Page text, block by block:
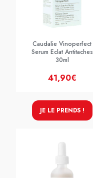
Caudalie Vinoperfect
Serum Eclat Antitaches
30ml
41,90€
JE LE PRENDS !